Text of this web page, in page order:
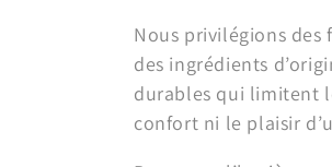
i
o
n
Nous privilégions des
des ingrédients
durables qui limitent
confort ni le plaisir